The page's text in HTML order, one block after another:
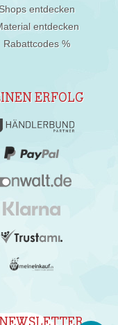
Shops entdecken
entdecken
Rabattcodes %
ERFOLG